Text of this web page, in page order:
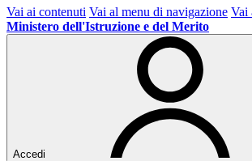
Vai ai contenuti Vai al menu di navigazione Vai
Ministero dell'Istruzione e del Merito
Accedi